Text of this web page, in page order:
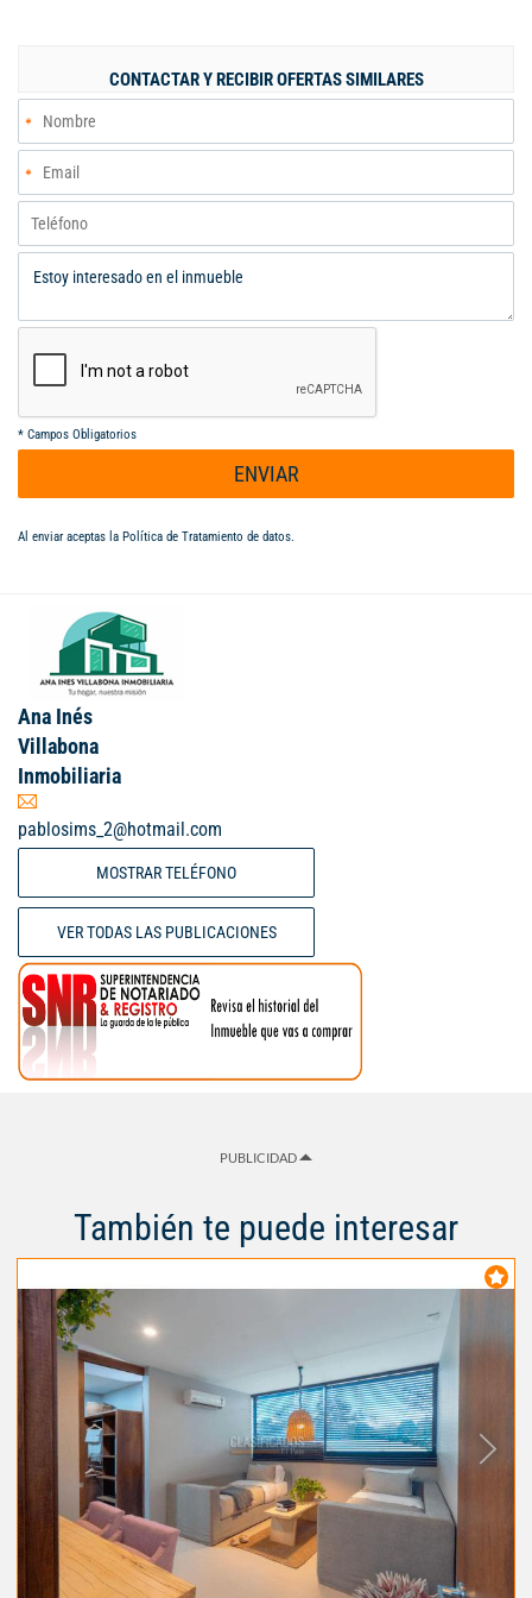
con cortinas y black out. Zona social del condominio con piscina
y juegos para niños. Paneles solares para la energía de las
zonas comunes. Muy fresca e iluminada.
CONTACTAR Y RECIBIR OFERTAS SIMILARES
* Campos Obligatorios
ENVIAR
Al enviar aceptas la Política de Tratamiento de datos.
Ana Inés
Villabona
Inmobiliaria
pablosims_2@hotmail.com
MOSTRAR TELÉFONO
VER TODAS LAS PUBLICACIONES
PUBLICIDAD
También te puede interesar